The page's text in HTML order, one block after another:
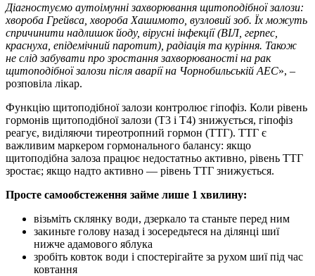
Діагностуємо аутоімунні захворювання щитоподібної залози:
хвороба Грейвса, хвороба Хашимото, вузловий зоб. Їх можуть
спричинити надлишок йоду, вірусні інфекції (ВІЛ, герпес,
краснуха, епідемічний паротит), радіація та куріння. Також
не слід забувати про зростання захворюваності на рак
щитоподібної залози після аварії на Чорнобильській АЕС», –
розповіла лікар.
Функцію щитоподібної залози контролює гіпофіз. Коли рівень
гормонів щитоподібної залози (Т3 і Т4) знижується, гіпофіз
реагує, виділяючи тиреотропний гормон (ТТГ). ТТГ є
важливим маркером гормонального балансу: якщо
щитоподібна залоза працює недостатньо активно, рівень ТТГ
зростає; якщо надто активно — рівень ТТГ знижується.
Просте самообстеження займе лише 1 хвилину:
візьміть склянку води, дзеркало та станьте перед ним
закиньте голову назад і зосередьтеся на ділянці шиї
нижче адамового яблука
зробіть ковток води і спостерігайте за рухом шиї під час
ковтання